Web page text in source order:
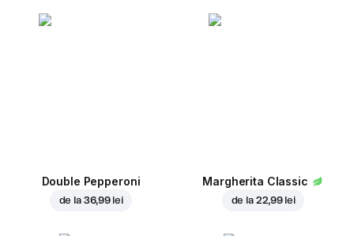
Double Pepperoni
de la 36,99 lei
Margherita Classic
de la 22,99 lei